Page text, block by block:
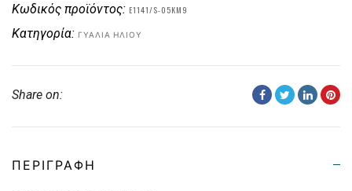
Κωδικός προϊόντος: E1141/S-05KM9
Κατηγορία: ΓΥΑΛΙΆ ΗΛΊΟΥ
Share on:
ΠΕΡΙΓΡΑΦΉ